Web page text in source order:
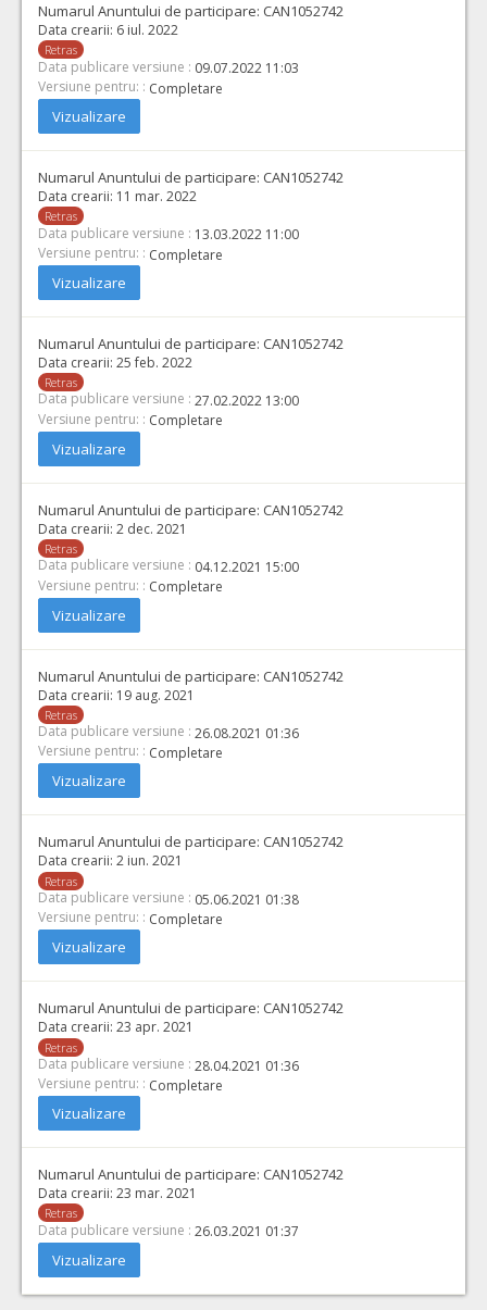
Numarul Anuntului de participare: CAN1052742
Data crearii: 6 iul. 2022
Retras
Data publicare versiune : 09.07.2022 11:03
Versiune pentru: : Completare
Vizualizare
Numarul Anuntului de participare: CAN1052742
Data crearii: 11 mar. 2022
Retras
Data publicare versiune : 13.03.2022 11:00
Versiune pentru: : Completare
Vizualizare
Numarul Anuntului de participare: CAN1052742
Data crearii: 25 feb. 2022
Retras
Data publicare versiune : 27.02.2022 13:00
Versiune pentru: : Completare
Vizualizare
Numarul Anuntului de participare: CAN1052742
Data crearii: 2 dec. 2021
Retras
Data publicare versiune : 04.12.2021 15:00
Versiune pentru: : Completare
Vizualizare
Numarul Anuntului de participare: CAN1052742
Data crearii: 19 aug. 2021
Retras
Data publicare versiune : 26.08.2021 01:36
Versiune pentru: : Completare
Vizualizare
Numarul Anuntului de participare: CAN1052742
Data crearii: 2 iun. 2021
Retras
Data publicare versiune : 05.06.2021 01:38
Versiune pentru: : Completare
Vizualizare
Numarul Anuntului de participare: CAN1052742
Data crearii: 23 apr. 2021
Retras
Data publicare versiune : 28.04.2021 01:36
Versiune pentru: : Completare
Vizualizare
Numarul Anuntului de participare: CAN1052742
Data crearii: 23 mar. 2021
Retras
Data publicare versiune : 26.03.2021 01:37
Vizualizare